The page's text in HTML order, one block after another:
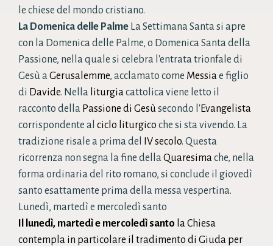
le chiese del mondo cristiano.
La Domenica delle Palme La Settimana Santa si apre
con la Domenica delle Palme, o Domenica Santa della
Passione, nella quale si celebra l'entrata trionfale di
Gesù aGerusalemme, acclamato come Messiae figlio
di Davide. Nella liturgiacattolica viene letto il
racconto della Passione di Gesùsecondo l'Evangelista
corrispondente al ciclo liturgico che si sta vivendo. La
tradizione risale a prima del
IV secolo. Questa
ricorrenza non segna la fine dellaQuaresimache, nella
forma ordinaria del rito romano, si conclude il giovedì
santo esattamente prima della messa vespertina.
Lunedì, martedì e mercoledì santo
Il lunedì, martedì e mercoledì santo la Chiesa
contempla in particolare il tradimento di Giuda per